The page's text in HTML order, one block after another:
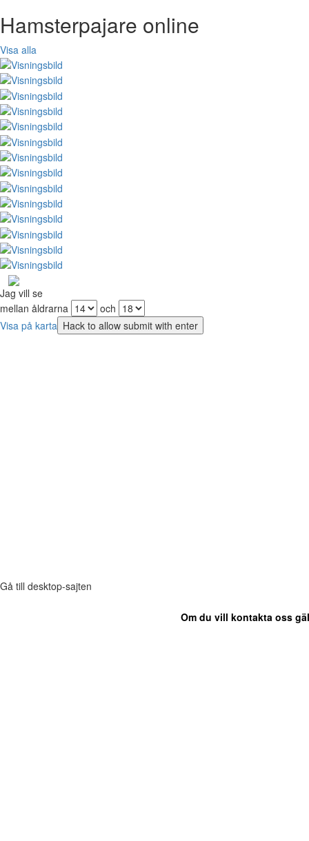
Hamsterpajare online
Visa alla
Jag vill se
mellan åldrarna
och
Visa på karta
Gå till desktop-sajten
Om du vill kontakta oss